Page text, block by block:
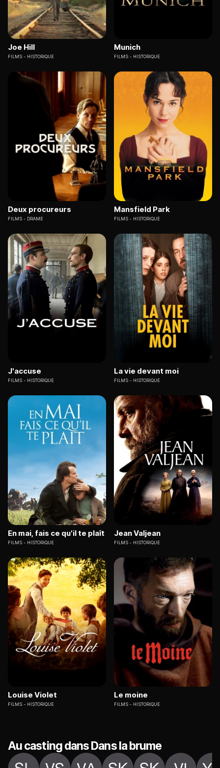
Joe Hill
FILMS HISTORIQUE
Munich
FILMS HISTORIQUE
Deux procureurs
FILMS DRAME
Mansfield Park
FILMS HISTORIQUE
J'accuse
FILMS HISTORIQUE
La vie devant moi
FILMS HISTORIQUE
En mai, fais ce qu'il te plaît
FILMS HISTORIQUE
Jean Valjean
FILMS HISTORIQUE
Louise Violet
FILMS HISTORIQUE
Le moine
FILMS HISTORIQUE
Au casting dans Dans la brume